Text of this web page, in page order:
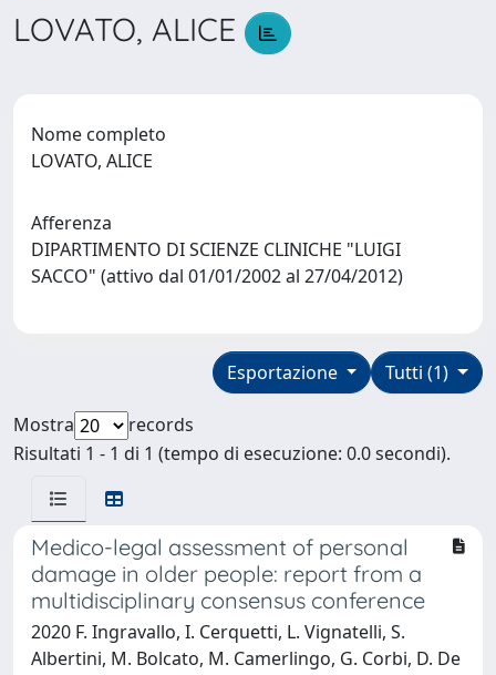
LOVATO, ALICE
Nome completo
LOVATO, ALICE
Afferenza
DIPARTIMENTO DI SCIENZE CLINICHE "LUIGI
SACCO" (attivo dal 01/01/2002 al 27/04/2012)
Tutti (1)
Esportazione
Mostra
records
Risultati 1 - 1 di 1 (tempo di esecuzione: 0.0 secondi).
Medico-legal assessment of personal
damage in older people: report from a
multidisciplinary consensus conference
2020 F. Ingravallo, I. Cerquetti, L. Vignatelli, S.
Albertini, M. Bolcato, M. Camerlingo, G. Corbi, D. De